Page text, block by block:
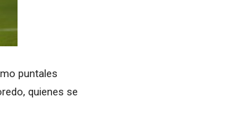
puntales
quienes se